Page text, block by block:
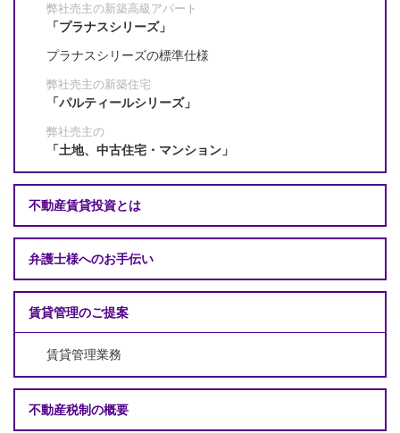
弊社売主の新築高級アパート
「プラナスシリーズ」
プラナスシリーズの標準仕様
弊社売主の新築住宅
「パルティールシリーズ」
弊社売主の
「土地、中古住宅・マンション」
不動産賃貸投資とは
弁護士様へのお手伝い
賃貸管理のご提案
賃貸管理業務
不動産税制の概要